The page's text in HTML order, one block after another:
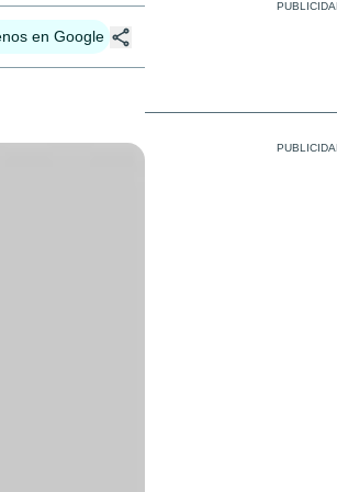
en Google